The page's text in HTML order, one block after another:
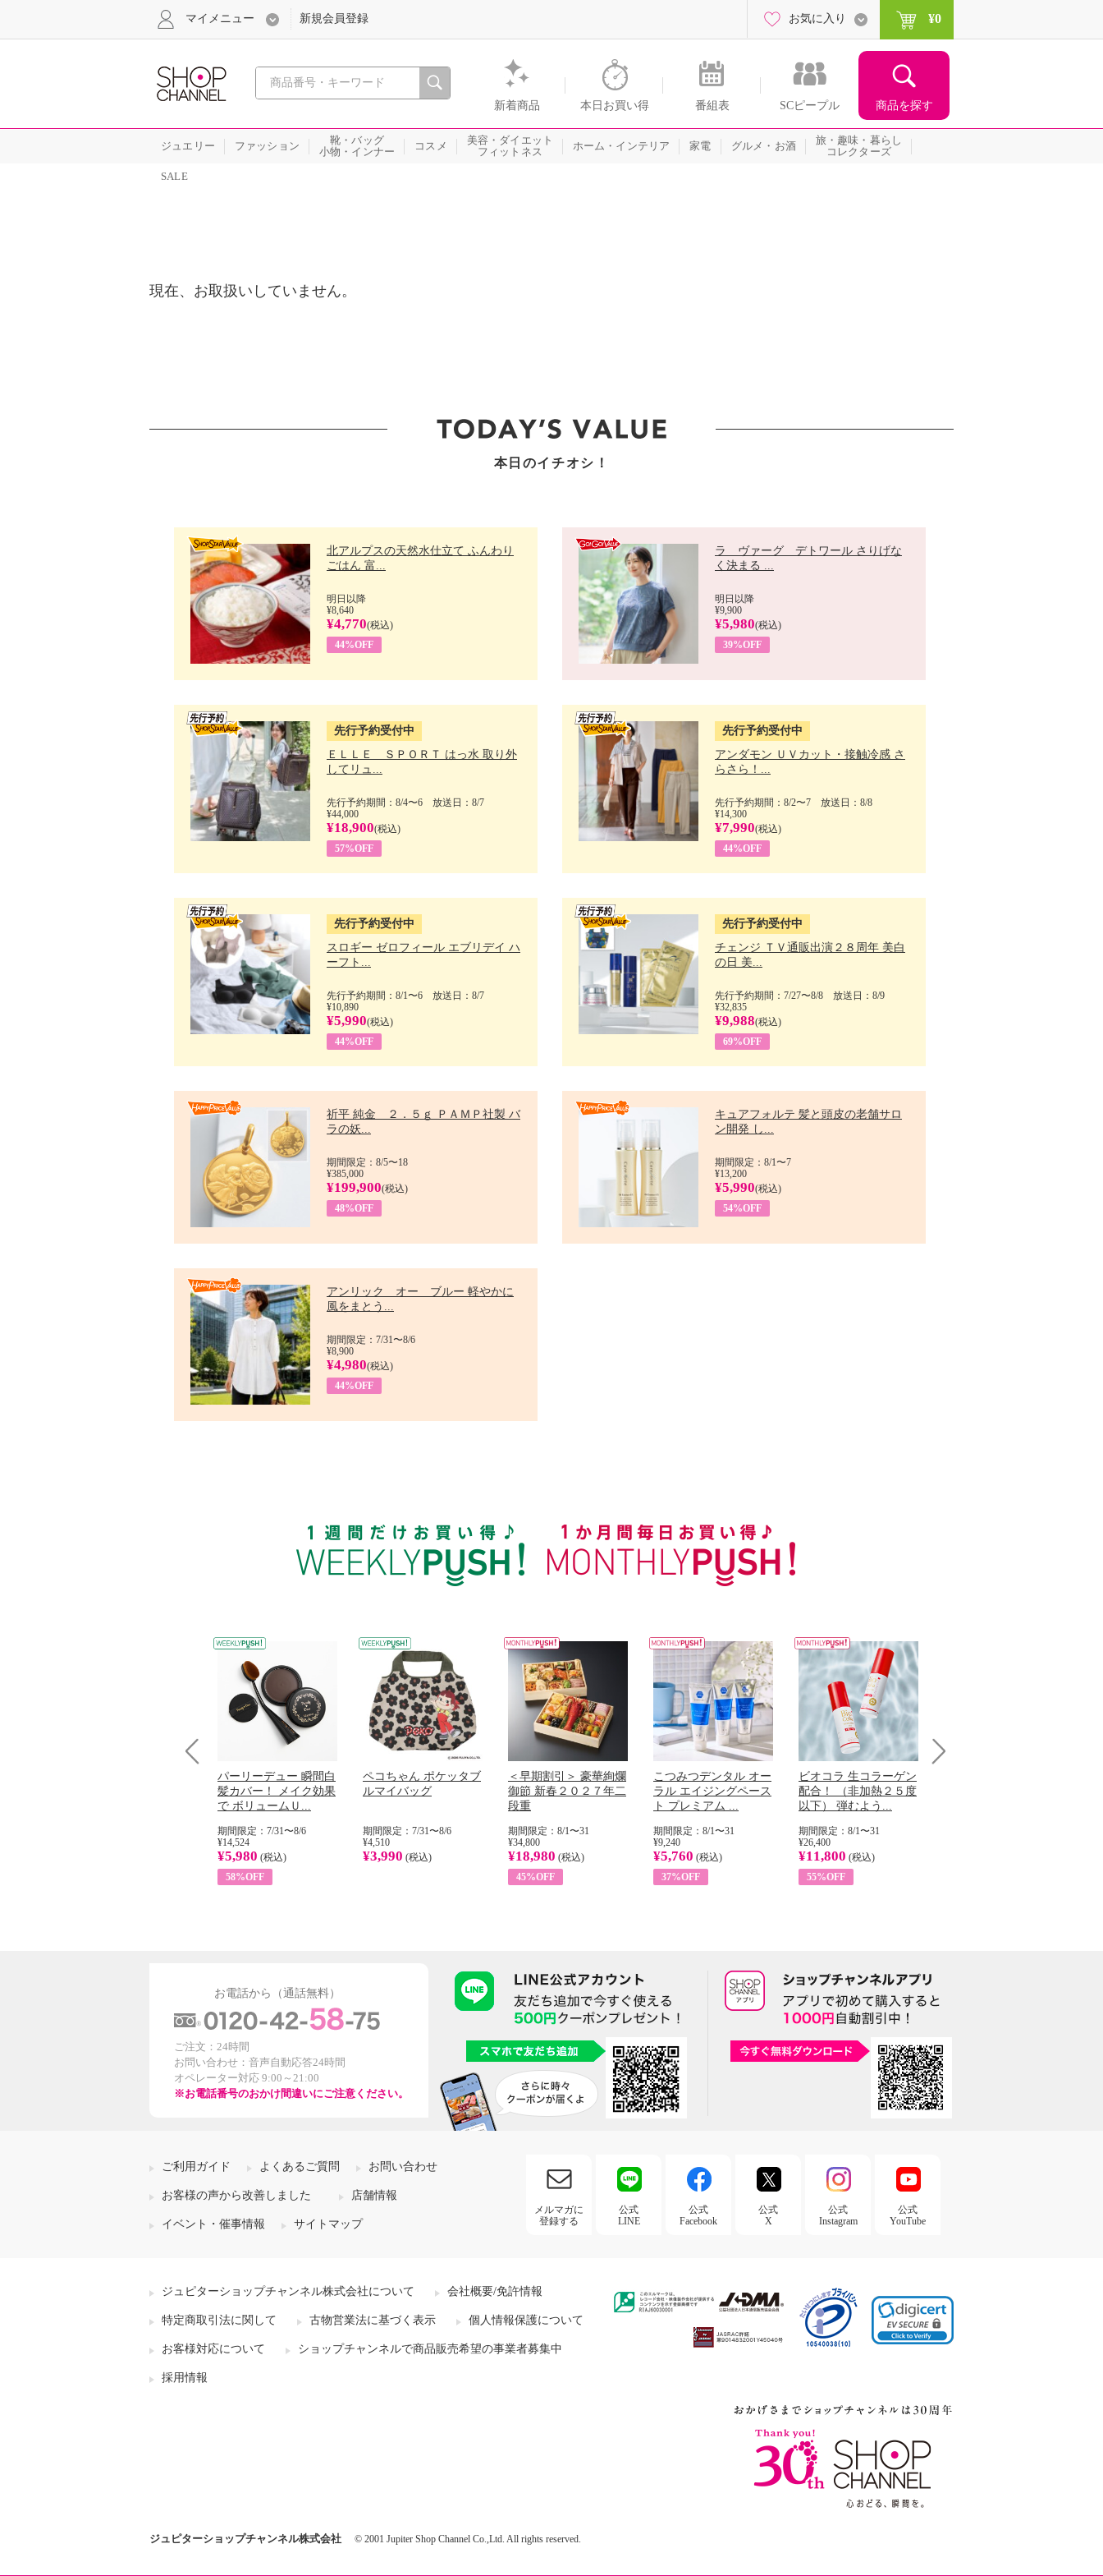
心おどる、瞬間を。通販・テレビショッピングのショップチャンネル
新着商品 本日お買い得 番組表 SCピープル 商品を探す
マイメニュー 新規会員登録 お気に入り ¥0
ジュエリー ファッション
靴・バッグ
小物・インナー
コスメ
美容・ダイエット
フィットネス
ホーム・インテリア 家電 グルメ・お酒
旅・趣味・暮らし
コレクターズ
SALE
現在、お取扱いしていません。
本日のイチオシ！
北アルプスの天然水仕立て ふんわり
ごはん 富...
明日以降
¥8,640
¥4,770(税込)
44%OFF
ラ ヴァーグ デトワール さりげな
く決まる ...
明日以降
¥9,900
¥5,980(税込)
39%OFF
先行予約受付中
ＥＬＬＥ ＳＰＯＲＴ はっ水 取り外
してリュ...
先行予約期間：8/4〜6 放送日：8/7
¥44,000
¥18,900(税込)
57%OFF
先行予約受付中
アンダモン ＵＶカット・接触冷感 さ
らさら！...
先行予約期間：8/2〜7 放送日：8/8
¥14,300
¥7,990(税込)
44%OFF
先行予約受付中
スロギー ゼロフィール エブリデイ ハ
ーフト...
先行予約期間：8/1〜6 放送日：8/7
¥10,890
¥5,990(税込)
44%OFF
先行予約受付中
チェンジ ＴＶ通販出演２８周年 美白
の日 美...
先行予約期間：7/27〜8/8 放送日：8/9
¥32,835
¥9,988(税込)
69%OFF
祈平 純金 ２．５ｇ ＰＡＭＰ社製 バ
ラの妖...
期間限定：8/5〜18
¥385,000
¥199,900(税込)
48%OFF
キュアフォルテ 髪と頭皮の老舗サロ
ン開発 し...
期間限定：8/1〜7
¥13,200
¥5,990(税込)
54%OFF
アンリック オー ブルー 軽やかに
風をまとう...
期間限定：7/31〜8/6
¥8,900
¥4,980(税込)
44%OFF
パーリーデュー 瞬間白
髪カバー！ メイク効果
で ボリュームＵ...
期間限定：7/31〜8/6
¥14,524
¥5,980 (税込)
58%OFF
ペコちゃん ポケッタブ
ルマイバッグ
期間限定：7/31〜8/6
¥4,510
¥3,990 (税込)
＜早期割引＞ 豪華絢爛
御節 新春２０２７年二
段重
期間限定：8/1〜31
¥34,800
¥18,980 (税込)
45%OFF
こつみつデンタル オー
ラル エイジングペース
ト プレミアム ...
期間限定：8/1〜31
¥9,240
¥5,760 (税込)
37%OFF
ビオコラ 生コラーゲン
配合！ （非加熱２５度
以下） 弾むよう...
期間限定：8/1〜31
¥26,400
¥11,800 (税込)
55%OFF
お電話から（通話無料）
ご注文：24時間
お問い合わせ：音声自動応答24時間
オペレーター対応 9:00～21:00
※お電話番号のおかけ間違いにご注意ください。
ご利用ガイド よくあるご質問 お問い合わせ
お客様の声から改善しました 店舗情報
イベント・催事情報 サイトマップ
メルマガに
登録する
公式
LINE
公式
Facebook
公式
X
公式
Instagram
公式
YouTube
ジュピターショップチャンネル株式会社について 会社概要/免許情報
特定商取引法に関して 古物営業法に基づく表示 個人情報保護について
お客様対応について ショップチャンネルで商品販売希望の事業者募集中
採用情報
ジュピターショップチャンネル株式会社 © 2001 Jupiter Shop Channel Co.,Ltd. All rights reserved.